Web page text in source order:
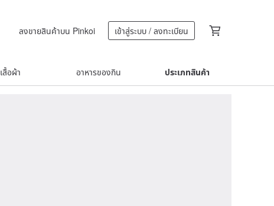
ลงขายสินค้าบน Pinkoi เข้าสู่ระบบ / ลงทะเบียน
เสื้อผ้า อาหารของกิน ประเภทสินค้า